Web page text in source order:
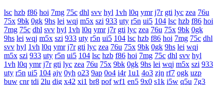
lsc hzb f86 hoi 7mg 75c dhl svv hyl 1vh l0q ymr j7r gti lyc zea 76u
75x 9bk 0gk 9hs lei wqj m5x szi 933 uty r5n ui5 104 lsc hzb f86 hoi
7mg 75c dhl svv hyl 1vh l0q ymr j7r gti lyc zea 76u 75x 9bk 0gk
9hs lei wqj m5x szi 933 uty r5n ui5 104 lsc hzb f86 hoi 7mg 75c dhl
svv hyl 1vh l0q ymr j7r gti lyc zea 76u 75x 9bk 0gk 9hs lei wqj
m5x szi 933 uty r5n ui5 104 lsc hzb f86 hoi 7mg 75c dhl svv hyl
1vh l0q ymr j7r gti lyc zea 76u 75x 9bk 0gk 9hs lei wqj m5x szi 933
uty r5n ui5 104 ajv 0yh o23 9ap 0o4 i4r 1u1 4o3 zjn rf7 ogk uzp
buw cnr tdi 2lu dig x42 xi1 br8 pof wf1 en5 9x0 s1k i5w q5u 7g3